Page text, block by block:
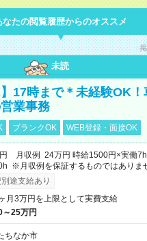
なたの閲覧履歴からのオススメ
未読
】17時まで＊未経験OK
業事務
ブランクOK WEB登録・面接OK
月収例 24万円 時給1500円×実働
※月収例を保証するものではありま
ビス利用可（利用条件有）
途支給あり
月3万円を上限として実費支給
～25万円
ちなか市